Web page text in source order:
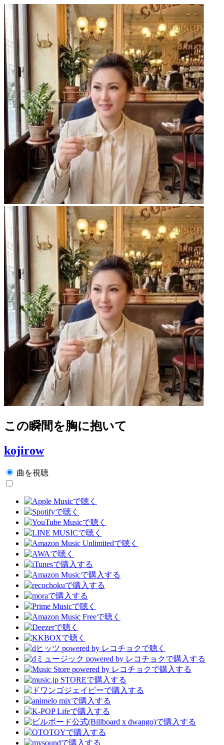
この瞬間を胸に抱いて
kojirow
曲を視聴